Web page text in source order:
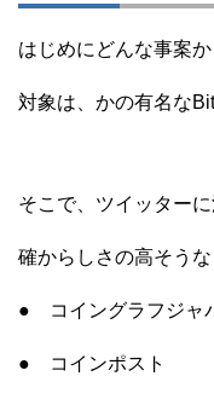
はじめにどんな事案
対象は、かの有名な
そこで、ツイッター
確からしさの高そう
● コイングラフジャ
● コインポスト